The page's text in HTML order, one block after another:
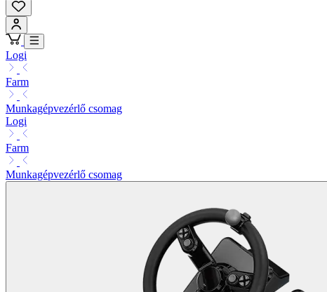
Logi
Farm
Munkagépvezérlő csomag
Logi
Farm
Munkagépvezérlő csomag